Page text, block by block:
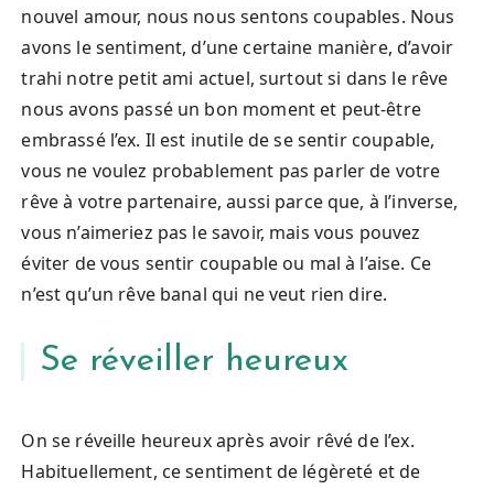
nouvel amour, nous nous sentons coupables. Nous
avons le sentiment, d’une certaine manière, d’avoir
trahi notre petit ami actuel, surtout si dans le rêve
nous avons passé un bon moment et peut-être
embrassé l’ex. Il est inutile de se sentir coupable,
vous ne voulez probablement pas parler de votre
rêve à votre partenaire, aussi parce que, à l’inverse,
vous n’aimeriez pas le savoir, mais vous pouvez
éviter de vous sentir coupable ou mal à l’aise. Ce
n’est qu’un rêve banal qui ne veut rien dire.
Se réveiller heureux
On se réveille heureux après avoir rêvé de l’ex.
Habituellement, ce sentiment de légèreté et de